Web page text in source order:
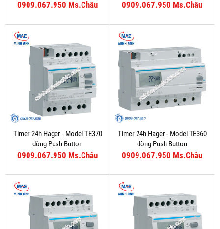
0909.067.950 Ms.Châu 0909.067.950 Ms.Châu
Timer 24h Hager - Model TE370
dòng Push Button
0909.067.950 Ms.Châu
Timer 24h Hager - Model TE360
dòng Push Button
0909.067.950 Ms.Châu